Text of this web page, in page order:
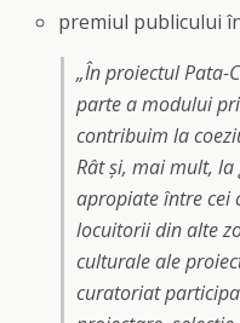
premiul publicului
„În proiectul Pata-
parte a modului
contribuim la
Rât și, mai mult,
apropiate între cei
locuitorii din alte
culturale ale
curatoriat